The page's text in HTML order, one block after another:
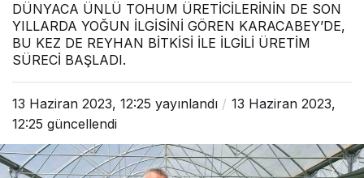
DÜNYACA ÜNLÜ TOHUM ÜRETİCİLERİNİN DE SON
YILLARDA YOĞUN İLGİSİNİ GÖREN KARACABEY’DE,
BU KEZ DE REYHAN BİTKİSİ İLE İLGİLİ ÜRETİM
SÜRECİ BAŞLADI.
13 Haziran 2023, 12:25 yayınlandı
13 Haziran 2023,
12:25 güncellendi